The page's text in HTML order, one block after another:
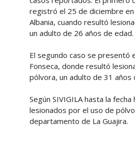
registró el 25 de diciembre en
Albania, cuando resultó
un adulto de 26 años de edad.
El segundo caso se presentó
Fonseca, donde resultó
pólvora, un adulto de 31 años
Según SIVIGILA hasta la fecha
lesionados por el uso de
departamento de La Guajira.